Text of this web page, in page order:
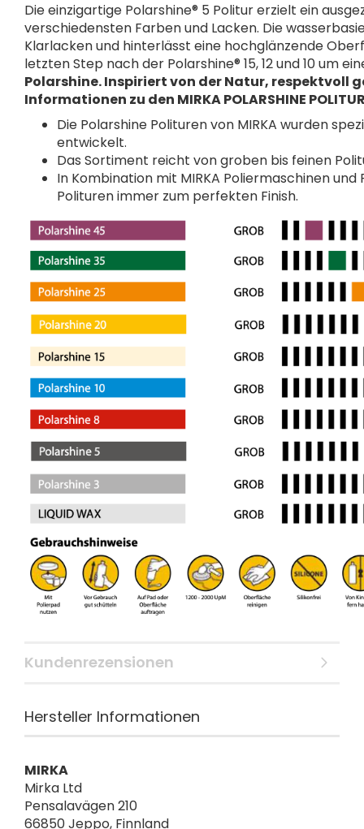
Die einzigartige Polarshine® 5 Politur erzielt ein
verschiedensten Farben und Lacken. Die
Klarlacken und hinterlässt eine hochglänzende
letzten Step nach der Polarshine® 15, 12 und 10 um
Polarshine. Inspiriert von der Natur, respektvoll
Informationen zu den MIRKA POLARSHINE
Die Polarshine Polituren von MIRKA wurden
entwickelt.
Das Sortiment reicht von groben bis feinen
In Kombination mit MIRKA Poliermaschinen
Polituren immer zum perfekten Finish.
Kundenrezensionen
Hersteller Informationen
MIRKA
Mirka Ltd
Pensalavägen 210
66850 Jeppo, Finnland